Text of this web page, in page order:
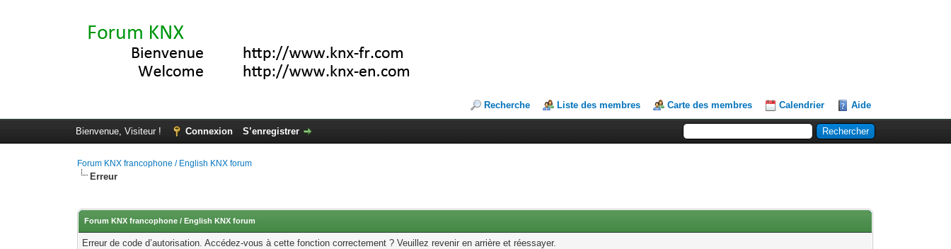
Recherche Liste des membres Carte des membres Calendrier Aide
Bienvenue, Visiteur ! Connexion S’enregistrer
Forum KNX francophone / English KNX forum
Erreur
Forum KNX francophone / English KNX forum
Erreur de code d’autorisation. Accédez-vous à cette fonction correctement ? Veuillez revenir en arrière et réessayer.